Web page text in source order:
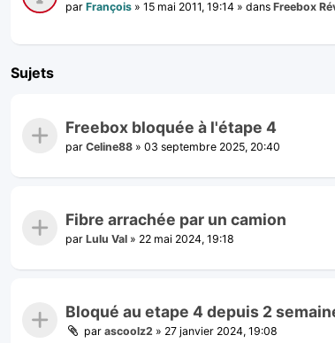
par François » 15 mai 2011, 19:14 » dans Freebox
Sujets
Freebox bloquée à l'étape 4
par Celine88 » 03 septembre 2025, 20:40
Fibre arrachée par un camion
par Lulu Val » 22 mai 2024, 19:18
Bloqué au etape 4 depuis 2
par ascoolz2 » 27 janvier 2024, 19:08